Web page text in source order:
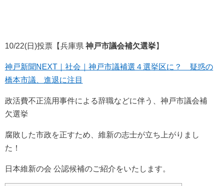
10/22(日)投票【兵庫県 神戸市議会補欠選挙】
神戸新聞NEXT｜社会｜神戸市議補選４選挙区に？ 疑惑の
橋本市議、進退に注目
政活費不正流用事件による辞職などに伴う、神戸市議会補
欠選挙
腐敗した市政を正すため、維新の志士が立ち上がりまし
た！
日本維新の会 公認候補のご紹介をいたします。